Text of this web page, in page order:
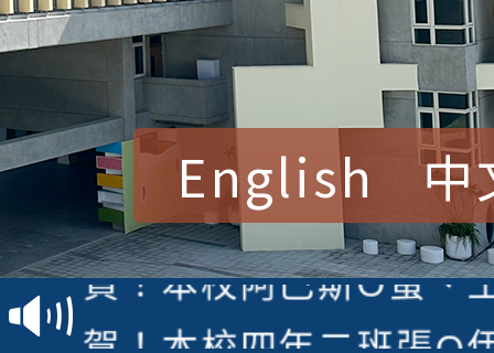
English 中
賀！本校參加桃園市中
賽 洪綺君教師榮獲社
名
賀！本校阿巴斯O蜜、
倩參加桃園市科展 國
賀！本校四年二班張O